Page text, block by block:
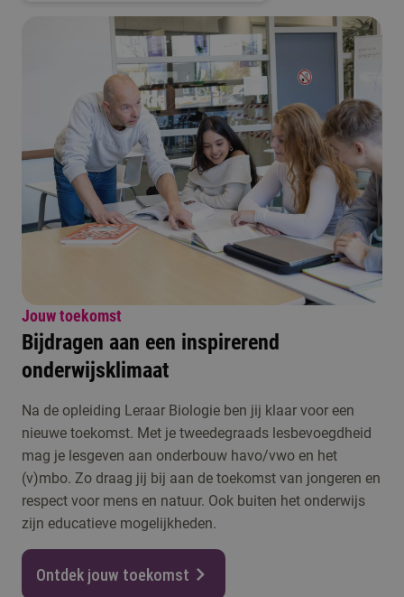
Jouw toekomst
Bijdragen aan een inspirerend
onderwijsklimaat
Na de opleiding Leraar Biologie ben jij klaar voor een
nieuwe toekomst. Met je tweedegraads lesbevoegdheid
mag je lesgeven aan onderbouw havo/vwo en het
(v)mbo. Zo draag jij bij aan de toekomst van jongeren en
respect voor mens en natuur. Ook buiten het onderwijs
zijn educatieve mogelijkheden.
Ontdek jouw toekomst